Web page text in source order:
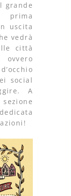
grande
prima
uscita
vedrà
città
social
A